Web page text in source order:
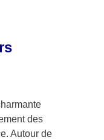
des
Autour de